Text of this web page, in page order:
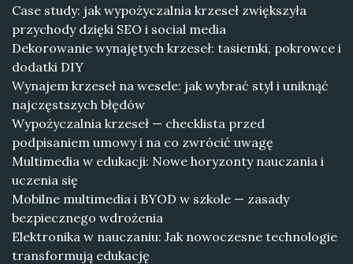
Case study: jak wypożyczalnia krzeseł zwiększyła
przychody dzięki SEO i social media
Dekorowanie wynajętych krzeseł: tasiemki, pokrowce i
dodatki DIY
Wynajem krzeseł na wesele: jak wybrać styl i uniknąć
najczęstszych błędów
Wypożyczalnia krzeseł — checklista przed
podpisaniem umowy i na co zwrócić uwagę
Multimedia w edukacji: Nowe horyzonty nauczania i
uczenia się
Mobilne multimedia i BYOD w szkole — zasady
bezpiecznego wdrożenia
Elektronika w nauczaniu: Jak nowoczesne technologie
transformują edukację